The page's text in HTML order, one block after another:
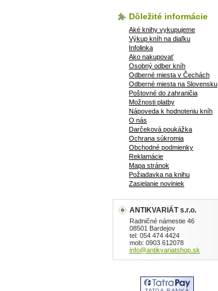
Dôležité informácie
Aké knihy vykupujeme
Výkup kníh na diaľku
Infolinka
Ako nakupovať
Osobný odber kníh
Odberné miesta v Čechách
Odberné miesta na Slovensku
Poštovné do zahraničia
Možnosti platby
Nápoveda k hodnoteniu kníh
O nás
Darčeková poukážka
Ochrana súkromia
Obchodné podmienky
Reklamácie
Mapa stránok
Požiadavka na knihu
Zasielanie noviniek
ANTIKVARIÁT s.r.o.
Radničné námestie 46
08501 Bardejov
tel: 054 474 4424
mob: 0903 612078
info@antikvariatshop.sk